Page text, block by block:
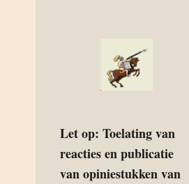
Let op: Toelating van
reacties en publicatie
van opiniestukken van